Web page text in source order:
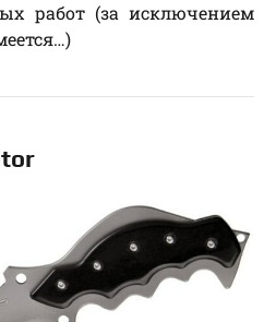
работ (за исключением